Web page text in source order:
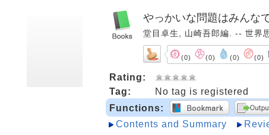
やっかいな問題はみんな
堂目卓生, 山崎吾郎編. -- 世界
(0) (0) (0) (0)
Rating:
Tag:
No tag is registered
Functions:
Contents and Summary